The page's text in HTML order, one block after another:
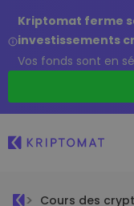
Kriptomat ferme
investissements
Vos fonds sont en
Cours des